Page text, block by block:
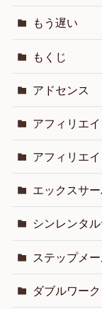
もう遅い
もくじ
アドセンス
アフィリエイ
アフィリエ
エックスサ
シンレンタ
ステップメ
ダブルワーク